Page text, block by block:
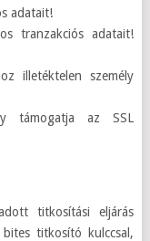
adatait!
tranzakciós adatait!
illetéktelen személy
támogatja az SSL
titkosítási eljárás
titkosító kulccsal,